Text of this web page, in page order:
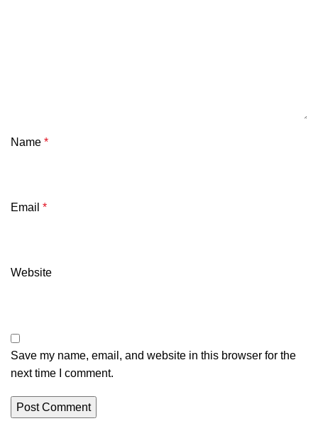
Name *
Email *
Website
Save my name, email, and website in this browser for the
next time I comment.